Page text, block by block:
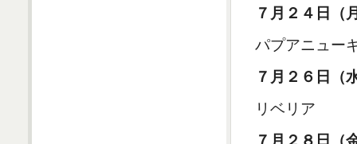
７月２４日（
パプアニュー
７月２６日（
リベリア
７月２８日（